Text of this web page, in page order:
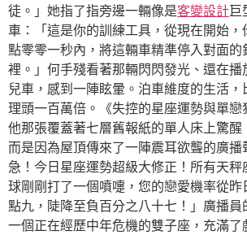
徒。」她指了指旁邊一輛像是客變設計巨
車：「這是你的訓練工具，從現在開始
點零零一秒內，將這輛車精準停入對面的
裡。」何手殘看著那輛閃閃發光、還在播
兒車，感到一陣眩暈。泊車維度的生活
理頭一百萬倍。《失控的星座運勢與單
他那張覆蓋著七層舊報紙的單人床上驚醒
而是因為屋頂傳來了一陣震耳欲聾的廣播
急！今日星座運勢超級大修正！所有天秤
球剛剛打了一個噴嚏，您的戀愛機率從
點九，陡降至負百分之八十七！」廣播員
一個正在經歷中年危機的雙子座，充滿